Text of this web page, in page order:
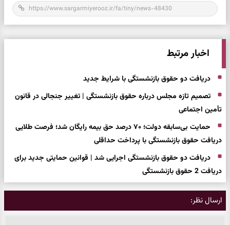
اخبار مرتبط
دریافت دو حقوق بازنشستگی با شرایط جدید
تصمیم تازه مجلس درباره حقوق بازنشستگی | تغییر جنجالی در قانون
تأمین اجتماعی
حمایت بی‌سابقه دولت؛ ۷۰ درصد حق بیمه رایگان شد؛ فرصت طلایی
دریافت حقوق بازنشستگی با پرداخت حداقلی
دریافت دو حقوق بازنشستگی اجرایی شد | قوانین حمایتی جدید برای
دریافت 2 حقوق بازنشستگی
ارسال نظر: